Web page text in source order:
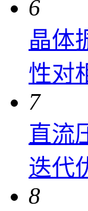
6
晶体
性对
7
直流
迭代
8